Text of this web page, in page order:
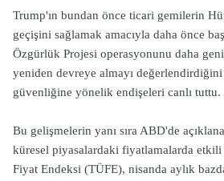
Trump'ın bundan önce ticari gemilerin
geçişini sağlamak amacıyla daha önce
Özgürlük Projesi operasyonunu daha
yeniden devreye almayı değerlendirdiğini
güvenliğine yönelik endişeleri canlı tuttu.
Bu gelişmelerin yanı sıra ABD'de
küresel piyasalardaki fiyatlamalarda
Fiyat Endeksi (TÜFE), nisanda aylık